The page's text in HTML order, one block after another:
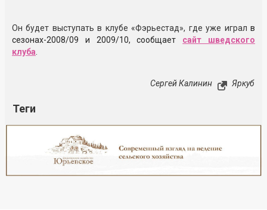
Он будет выступать в клубе «Фэрьестад», где уже играл в
сезонах-2008/09 и 2009/10, сообщает сайт шведского
клуба
Сергей Калинин Яркуб
Теги